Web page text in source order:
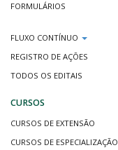
FORMULÁRIOS
FLUXO CONTÍNUO
REGISTRO DE AÇÕES
TODOS OS EDITAIS
CURSOS
CURSOS DE EXTENSÃO
CURSOS DE ESPECIALIZAÇÃO